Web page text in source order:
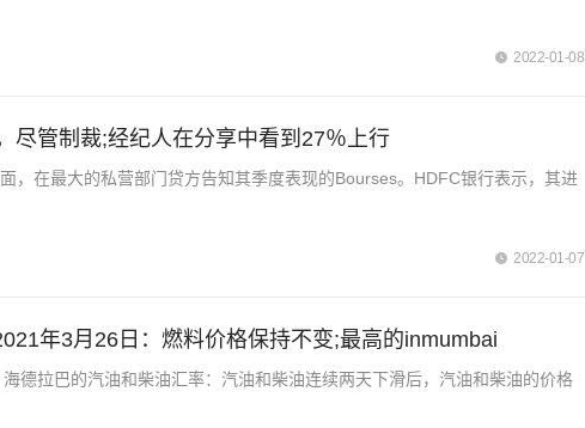
2022-01-08
尽管制裁;经纪人在分享中看到27％上行
，在最大的私营部门贷方告知其季度表现的Bourses。HDFC银行表示，其进
2022-01-07
年3月26日：燃料价格保持不变;最高的inmumbai
德拉巴的汽油和柴油汇率：汽油和柴油连续两天下滑后，汽油和柴油的价格